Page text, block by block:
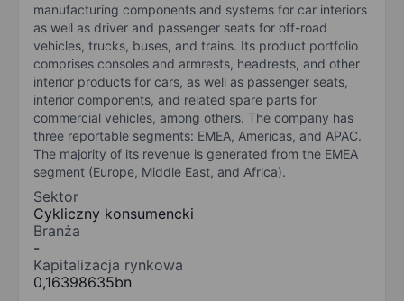
manufacturing components and systems for car interiors
as well as driver and passenger seats for off-road
vehicles, trucks, buses, and trains. Its product portfolio
comprises consoles and armrests, headrests, and other
interior products for cars, as well as passenger seats,
interior components, and related spare parts for
commercial vehicles, among others. The company has
three reportable segments: EMEA, Americas, and APAC.
The majority of its revenue is generated from the EMEA
segment (Europe, Middle East, and Africa).
Sektor
Cykliczny konsumencki
Branża
-
Kapitalizacja rynkowa
0,16398635bn